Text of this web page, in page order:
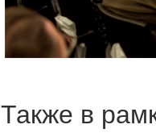
Также в